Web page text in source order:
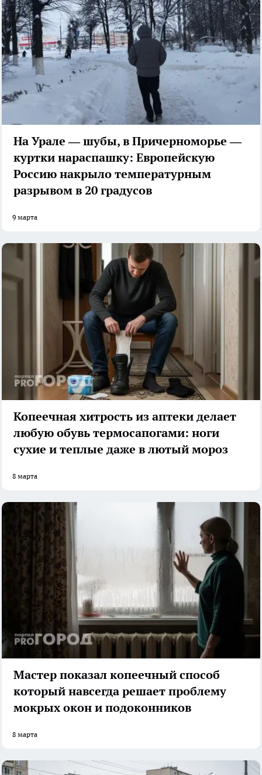
На Урале — шубы, в Причерноморье —
куртки нараспашку: Европейскую
Россию накрыло температурным
разрывом в 20 градусов
9 марта
Копеечная хитрость из аптеки делает
любую обувь термосапогами: ноги
сухие и теплые даже в лютый мороз
8 марта
Мастер показал копеечный способ
который навсегда решает проблему
мокрых окон и подоконников
8 марта